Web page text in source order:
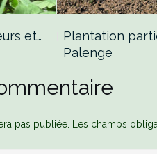
et…
Plantation
Palenge
pas publiée. Les champs